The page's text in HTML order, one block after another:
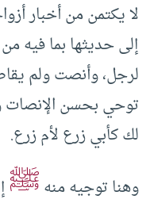
لا يكتمن من أخبار
إلى حديثها بما فيه
لرجل، وأنصت ولم
توحي بحسن الإنصات
لك كأبي زرع لأم زرع.
وهنا توجيه منهﷺ